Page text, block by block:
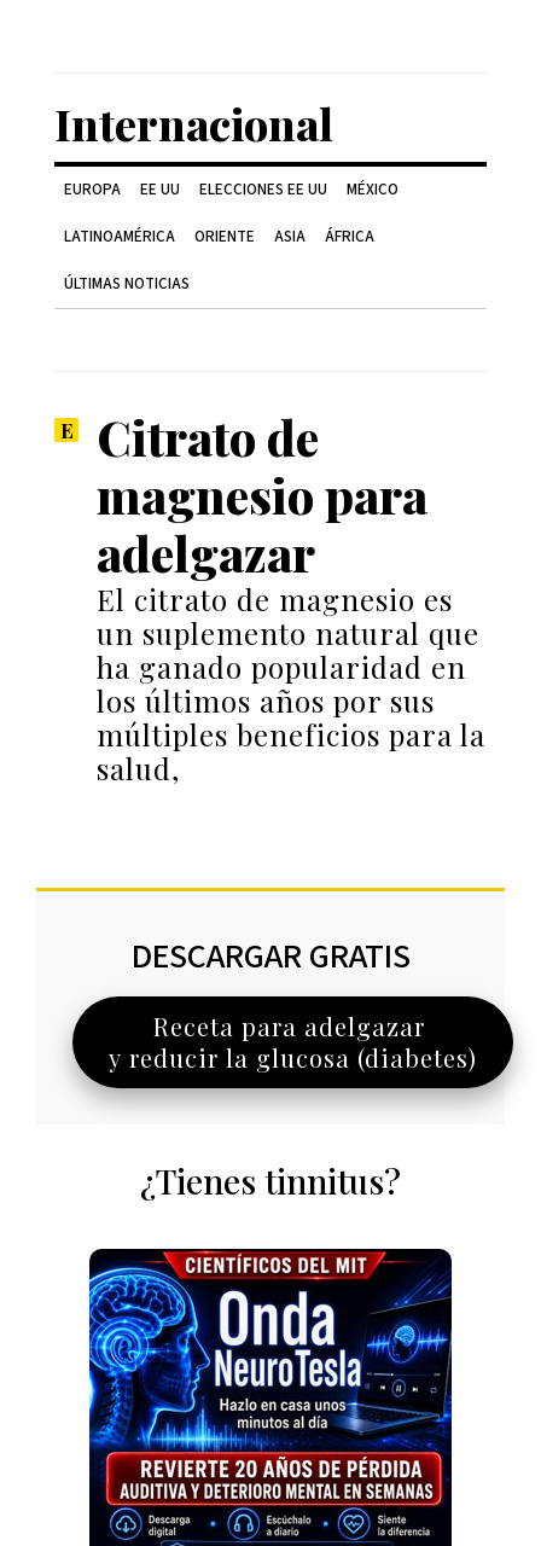
Internacional
EUROPA EE UU ELECCIONES EE UU MÉXICO
LATINOAMÉRICA ORIENTE ASIA ÁFRICA
ÚLTIMAS NOTICIAS
Citrato de
magnesio para
adelgazar
El citrato de magnesio es
un suplemento natural que
ha ganado popularidad en
los últimos años por sus
múltiples beneficios para la
salud,
DESCARGAR GRATIS
Receta para adelgazar
y reducir la glucosa (diabetes)
¿Tienes tinnitus?